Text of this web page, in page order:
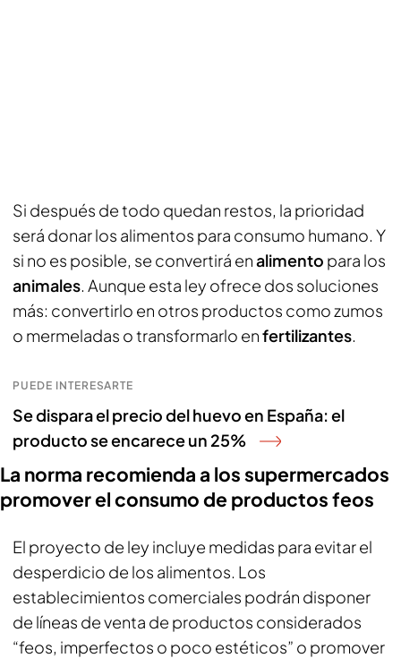
Si después de todo quedan restos, la prioridad
será donar los alimentos para consumo humano. Y
si no es posible, se convertirá enalimento para los
animales. Aunque esta ley ofrece dos soluciones
más: convertirlo en otros productos como zumos
o mermeladas o transformarlo enfertilizantes.
PUEDE INTERESARTE
Se dispara el precio del huevo en España: el
producto se encarece un 25%
La norma recomienda a los supermercados
promover el consumo de productos feos
El proyecto de ley incluye medidas para evitar el
desperdicio de los alimentos. Los
establecimientos comerciales podrán disponer
de líneas de venta de productos considerados
“feos, imperfectos o poco estéticos” o promover